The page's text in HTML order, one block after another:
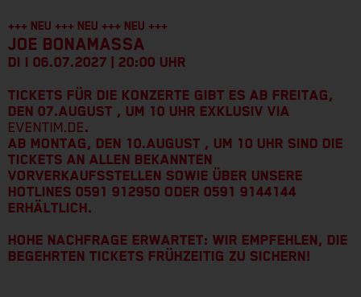
+++ NEU +++ NEU +++ NEU +++
JOE BONAMASSA
DI I 06.07.2027 | 20:00 UHR
TICKETS FÜR DIE KONZERTE GIBT ES AB FREITAG,
DEN 07.AUGUST , UM 10 UHR EXKLUSIV VIA
EVENTIM.DE.
AB MONTAG, DEN 10.AUGUST , UM 10 UHR SIND DIE
TICKETS AN ALLEN BEKANNTEN
VORVERKAUFSSTELLEN SOWIE ÜBER UNSERE
HOTLINES 0591 912950 ODER 0591 9144144
ERHÄLTLICH.
HOHE NACHFRAGE ERWARTET: WIR EMPFEHLEN, DIE
BEGEHRTEN TICKETS FRÜHZEITIG ZU SICHERN!